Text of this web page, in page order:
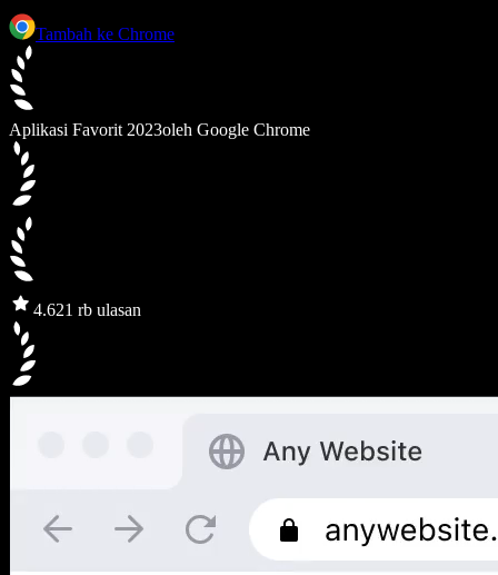
Tambah ke Chrome
Aplikasi Favorit 2023oleh Google Chrome
4.621 rb ulasan